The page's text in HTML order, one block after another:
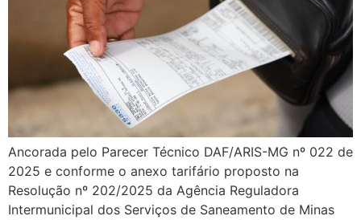
Ancorada pelo Parecer Técnico DAF/ARIS-MG nº 022 de
2025 e conforme o anexo tarifário proposto na
Resolução nº 202/2025 da Agência Reguladora
Intermunicipal dos Serviços de Saneamento de Minas